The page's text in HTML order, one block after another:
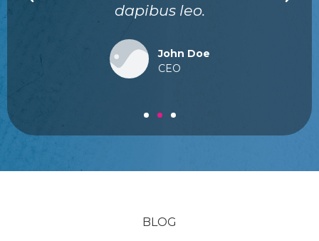
dapibus leo.
John Doe
CEO
BLOG